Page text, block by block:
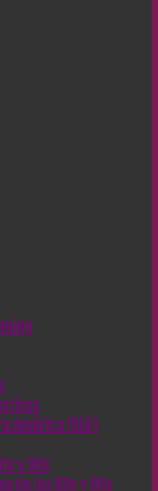
América (SEA)
y 90s
de los 80s y 90s